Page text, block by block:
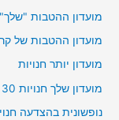
מועדון ההטבות "שלך"
מועדון ההטבות של
מועדון יותר חנויות
מועדון שלך חנויות 30 אחוז הנחה
נופשונית בהצדעה חנויות